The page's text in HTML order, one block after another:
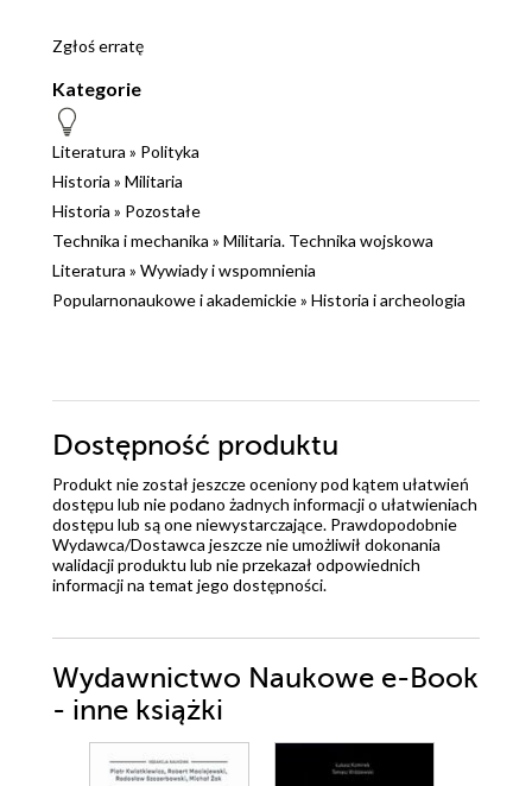
Zgłoś erratę
Kategorie
Literatura » Polityka
Historia » Militaria
Historia » Pozostałe
Technika i mechanika » Militaria. Technika wojskowa
Literatura » Wywiady i wspomnienia
Popularnonaukowe i akademickie» Historia i archeologia
Dostępność produktu
Produkt nie został jeszcze oceniony pod kątem ułatwień
dostępu lub nie podano żadnych informacji o ułatwieniach
dostępu lub są one niewystarczające. Prawdopodobnie
Wydawca/Dostawca jeszcze nie umożliwił dokonania
walidacji produktu lub nie przekazał odpowiednich
informacji na temat jego dostępności.
Wydawnictwo Naukowe e-Book
- inne książki